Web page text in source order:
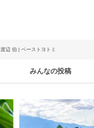
渡辺 伯 | ベーストヨトミ
みんなの投稿